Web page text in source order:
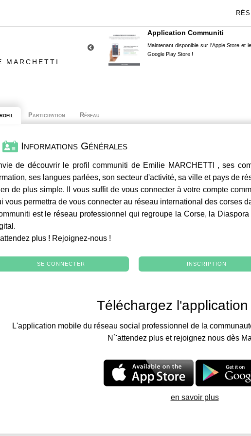
MARCHETTI
Application Communiti
Maintenant disponible sur l'Apple Store et le
Google Play Store !
Participation Réseau
Informations Générales
de découvrir le profilcommuniti de Emilie MARCHETTI , ses
ses langues parlées, son secteur d'activité, sa ville et pays de
de plus simple. Il vous suffit de vous connecter à votre compte
vous permettra de vous connecter au réseau international des corses
est le réseau professionnel qui regroupe la Corse, la
plus ! Rejoignez-nous !
SE CONNECTER INSCRIPTION
Téléchargez
L'application mobile du réseau social professionnel de la
N`'attendez plus et rejoignez nous dès
en savoir plus